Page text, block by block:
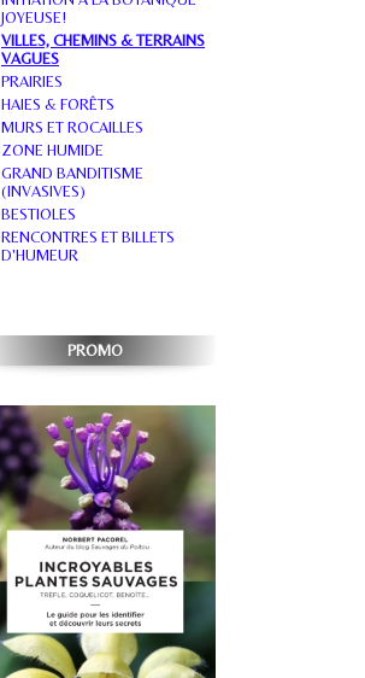
JOYEUSE!
VILLES, CHEMINS & TERRAINS
VAGUES
PRAIRIES
HAIES & FORÊTS
MURS ET ROCAILLES
ZONE HUMIDE
GRAND BANDITISME
(INVASIVES)
BESTIOLES
RENCONTRES ET BILLETS
D'HUMEUR
PROMO